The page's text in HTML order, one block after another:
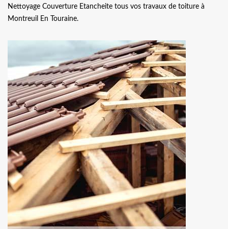
Nettoyage Couverture Etancheite tous vos travaux de toiture à
Montreuil En Touraine.